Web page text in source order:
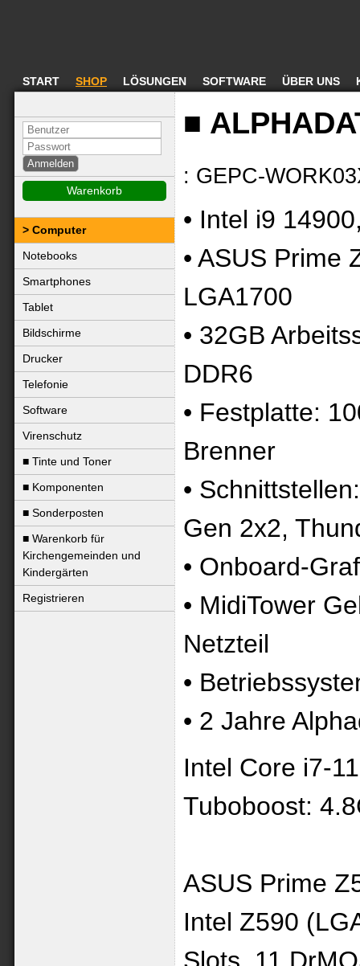
START SHOP LÖSUNGEN SOFTWARE ÜBER UNS
Warenkorb
Computer
Notebooks
Smartphones
Tablet
Bildschirme
Drucker
Telefonie
Software
Virenschutz
■ Tinte und Toner
■ Komponenten
■ Sonderposten
■ Warenkorb für
Kirchengemeinden und
Kindergärten
Registrieren
■
: GEPC-
• Intel i9
• ASUS Prime
LGA1700
• 32GB
DDR6
• Festplatte:
Brenner
•
Gen 2x2,
• Onboard-
• MidiTower
Netzteil
•
• 2 Jahre
Intel Core i7-
Tuboboost:
ASUS Prime
Intel Z590
Slots, 11